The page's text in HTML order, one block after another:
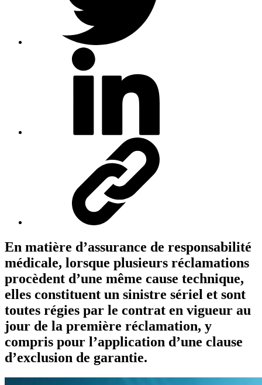
En matière d’assurance de responsabilité
médicale, lorsque plusieurs réclamations
procèdent d’une même cause technique,
elles constituent un sinistre sériel et sont
toutes régies par le contrat en vigueur au
jour de la première réclamation, y
compris pour l’application d’une clause
d’exclusion de garantie.